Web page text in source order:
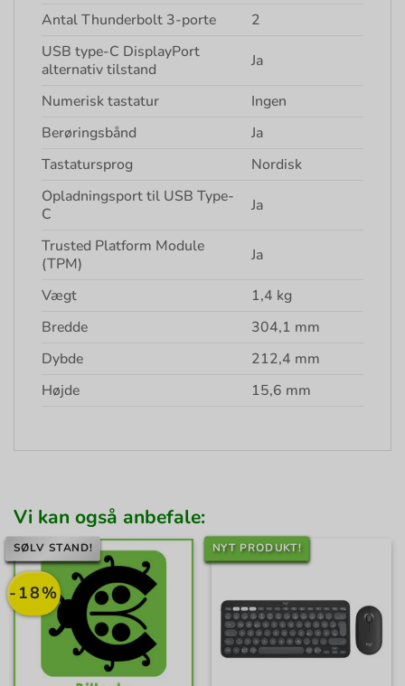
Antal Thunderbolt 3-porte
2
USB type-C DisplayPort
alternativ tilstand
Ja
Numerisk tastatur
Ingen
Berøringsbånd
Ja
Tastatursprog
Nordisk
Opladningsport til USB Type-
C
Ja
Trusted Platform Module
(TPM)
Ja
Vægt
1,4 kg
Bredde
304,1 mm
Dybde
212,4 mm
Højde
15,6 mm
Vi kan også anbefale:
-18%
SØLV STAND! NYT PRODUKT!